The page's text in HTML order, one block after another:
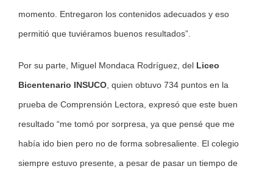
momento. Entregaron los contenidos adecuados y eso
permitió que tuviéramos buenos resultados”.
Por su parte, Miguel Mondaca Rodríguez, del Liceo
Bicentenario INSUCO , quien obtuvo 734 puntos en la
prueba de Comprensión Lectora, expresó que este buen
resultado “me tomó por sorpresa, ya que pensé que me
había ido bien pero no de forma sobresaliente. El colegio
siempre estuvo presente, a pesar de pasar un tiempo de